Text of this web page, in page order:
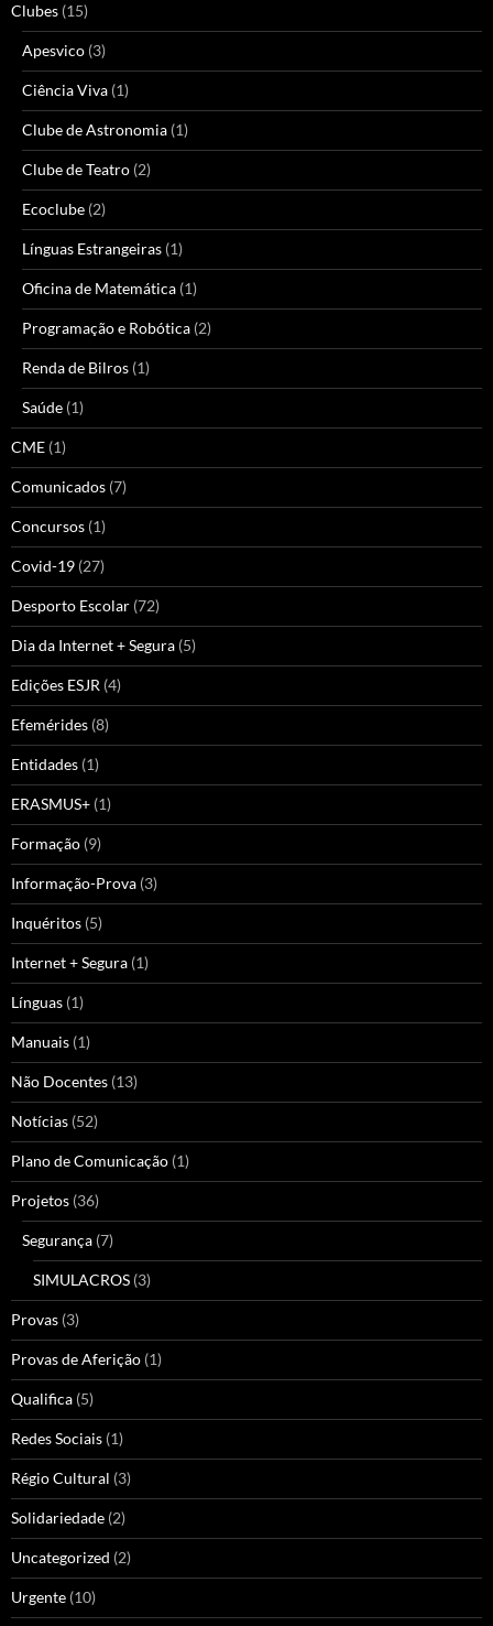
Clubes (15)
Apesvico (3)
Ciência Viva (1)
Clube de Astronomia (1)
Clube de Teatro (2)
Ecoclube (2)
Línguas Estrangeiras (1)
Oficina de Matemática (1)
Programação e Robótica (2)
Renda de Bilros (1)
Saúde (1)
CME (1)
Comunicados (7)
Concursos (1)
Covid-19 (27)
Desporto Escolar (72)
Dia da Internet + Segura (5)
Edições ESJR (4)
Efemérides (8)
Entidades (1)
ERASMUS+ (1)
Formação (9)
Informação-Prova (3)
Inquéritos (5)
Internet + Segura (1)
Línguas (1)
Manuais (1)
Não Docentes (13)
Notícias (52)
Plano de Comunicação (1)
Projetos (36)
Segurança (7)
SIMULACROS (3)
Provas (3)
Provas de Aferição (1)
Qualifica (5)
Redes Sociais (1)
Régio Cultural (3)
Solidariedade (2)
Uncategorized (2)
Urgente (10)